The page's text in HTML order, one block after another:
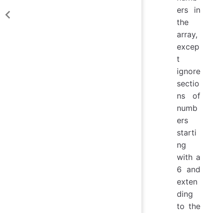
ers in
the
array,
excep
t
ignore
sectio
ns of
numb
ers
starti
ng
with a
6 and
exten
ding
to the